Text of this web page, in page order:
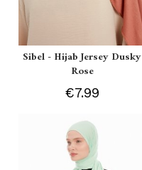
Sibel - Hijab Jersey Dusky
Rose
€7.99